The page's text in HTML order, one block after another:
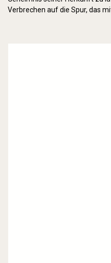
Verbrechen auf die Spur, das